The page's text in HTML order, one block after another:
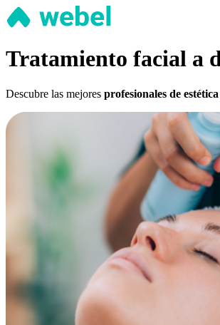
Tratamiento facial a
Descubre las mejores profesionales de